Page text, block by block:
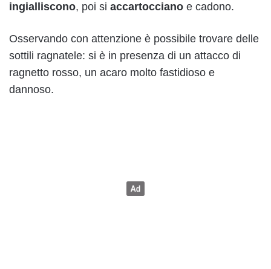
ingialliscono, poi si accartocciano e cadono.
Osservando con attenzione è possibile trovare delle
sottili ragnatele: si è in presenza di un attacco di
ragnetto rosso, un acaro molto fastidioso e
dannoso.